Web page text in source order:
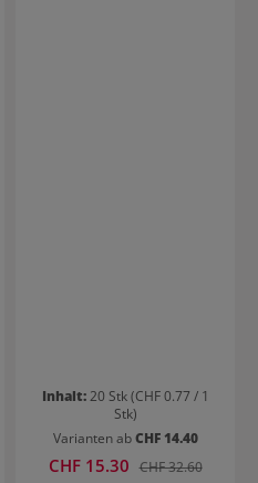
Inhalt:20 Stk(CHF 0.77 / 1
Stk)
Varianten abCHF 14.40
Verkaufspreis:
CHF 15.30 Regulärer Preis:
CHF 32.60